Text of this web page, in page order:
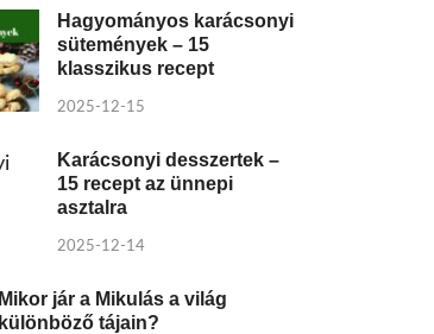
Hagyományos karácsonyi
sütemények – 15
klasszikus recept
2025-12-15
Karácsonyi desszertek –
15 recept az ünnepi
asztalra
2025-12-14
Mikor jár a Mikulás a világ
különböző tájain?